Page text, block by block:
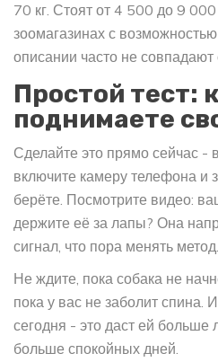
70 кг. Стоят от 4 500 до 9
зоомагазинах с
описании часто не совпадают
Простой тест:
поднимаете
Сделайте это прямо сейчас -
включите камеру телефона и
берёте. Посмотрите видео:
держите её за лапы? Она
сигнал, что пора менять метод.
Не ждите, пока собака не
пока у вас не заболит спина.
сегодня - это даст ей больше
больше спокойных дней.